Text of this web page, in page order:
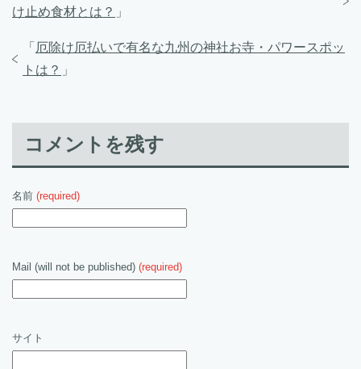
け止め食材とは？ 」
「 厄除け厄払いで有名な九州の神社お寺・パワースポッ
トは？ 」
コメントを残す
名前 (required)
Mail (will not be published) (required)
サイト